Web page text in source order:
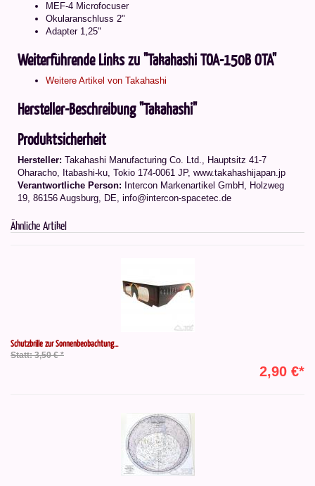
MEF-4 Microfocuser
Okularanschluss 2"
Adapter 1,25"
Weiterführende Links zu "Takahashi TOA-150B OTA"
Weitere Artikel von Takahashi
Hersteller-Beschreibung "Takahashi"
Produktsicherheit
Hersteller: Takahashi Manufacturing Co. Ltd., Hauptsitz 41-7
Oharacho, Itabashi-ku, Tokio 174-0061 JP, www.takahashijapan.jp
Verantwortliche Person: Intercon Markenartikel GmbH, Holzweg
19, 86156 Augsburg, DE, info@intercon-spacetec.de
Ähnliche Artikel
Schutzbrille zur Sonnenbeobachtung...
Statt: 3,50 € *
2,90 €*